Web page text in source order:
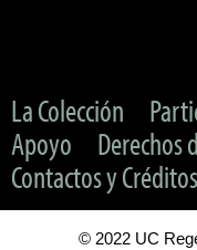
La Colección
Apoyo
Derechos
Contactos y Créditos
© 2022 UC